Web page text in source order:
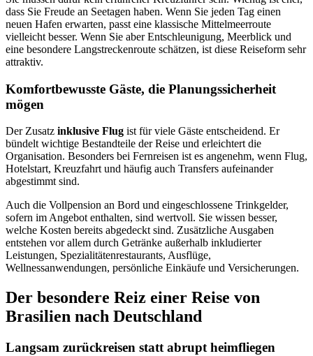
dass Sie Freude an Seetagen haben. Wenn Sie jeden Tag einen
neuen Hafen erwarten, passt eine klassische Mittelmeerroute
vielleicht besser. Wenn Sie aber Entschleunigung, Meerblick und
eine besondere Langstreckenroute schätzen, ist diese Reiseform sehr
attraktiv.
Komfortbewusste Gäste, die Planungssicherheit
mögen
Der Zusatz inklusive Flug ist für viele Gäste entscheidend. Er
bündelt wichtige Bestandteile der Reise und erleichtert die
Organisation. Besonders bei Fernreisen ist es angenehm, wenn Flug,
Hotelstart, Kreuzfahrt und häufig auch Transfers aufeinander
abgestimmt sind.
Auch die Vollpension an Bord und eingeschlossene Trinkgelder,
sofern im Angebot enthalten, sind wertvoll. Sie wissen besser,
welche Kosten bereits abgedeckt sind. Zusätzliche Ausgaben
entstehen vor allem durch Getränke außerhalb inkludierter
Leistungen, Spezialitätenrestaurants, Ausflüge,
Wellnessanwendungen, persönliche Einkäufe und Versicherungen.
Der besondere Reiz einer Reise von
Brasilien nach Deutschland
Langsam zurückreisen statt abrupt heimfliegen